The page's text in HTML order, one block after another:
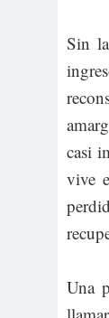
Sin
casi
vive
Una